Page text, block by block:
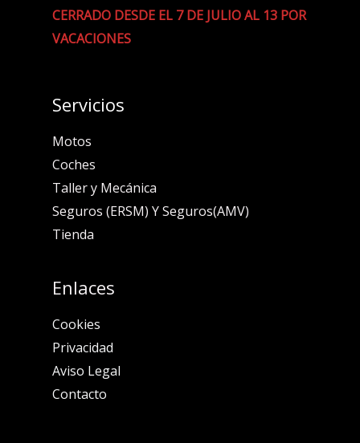
CERRADO DESDE EL 7 DE JULIO AL 13 POR
VACACIONES
Servicios
Motos
Coches
Taller y Mecánica
Seguros (ERSM) Y Seguros(AMV)
Tienda
Enlaces
Cookies
Privacidad
Aviso Legal
Contacto